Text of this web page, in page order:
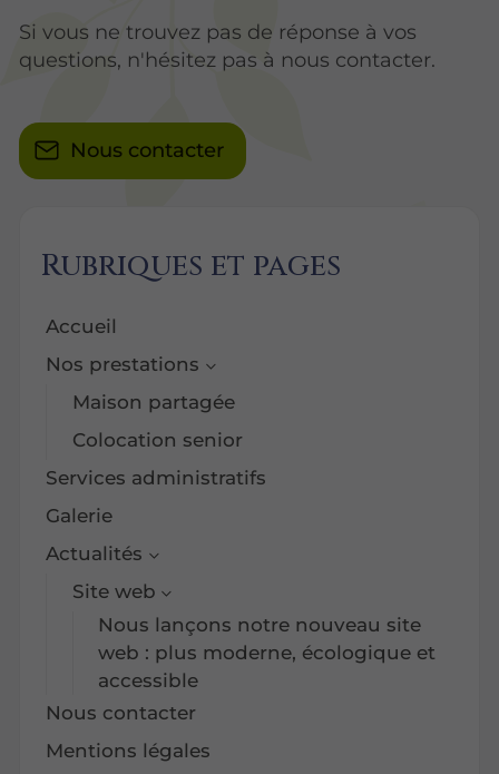
Si vous ne trouvez pas de réponse à vos
questions, n'hésitez pas à nous contacter.
Nous contacter
Rubriques et pages
Accueil
Nos prestations
Maison partagée
Colocation senior
Services administratifs
Galerie
Actualités
Site web
Nous lançons notre nouveau site
web : plus moderne, écologique et
accessible
Nous contacter
Mentions légales